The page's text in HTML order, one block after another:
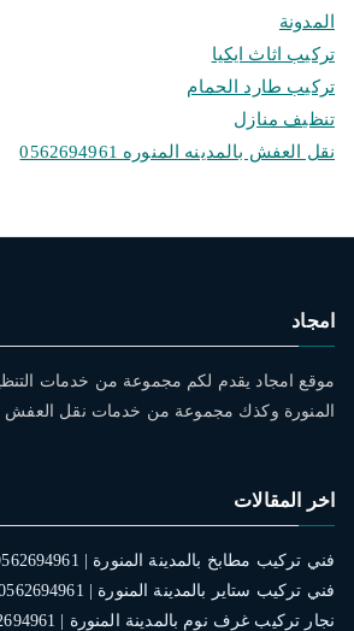
المدونة
تركيب اثاث ايكيا
تركيب طارد الحمام
تنظيف منازل
نقل العفش بالمدينه المنوره 0562694961
امجاد
موقع امجاد يقدم لكم مجموعة من خدمات
المنورة وكذك مجموعة من خدمات نقل العفش
اخر المقالات
فني تركيب مطابخ بالمدينة المنورة | 0562694961 | فك وتركيب المطابخ
فني تركيب ستاير بالمدينة المنورة | 0562694961 | افضل نجار
نجار تركيب غرف نوم بالمدينة المنورة | 0562694961 | افضل الخدمات